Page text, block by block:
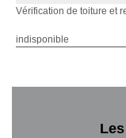
Vérification de toiture et
indisponible